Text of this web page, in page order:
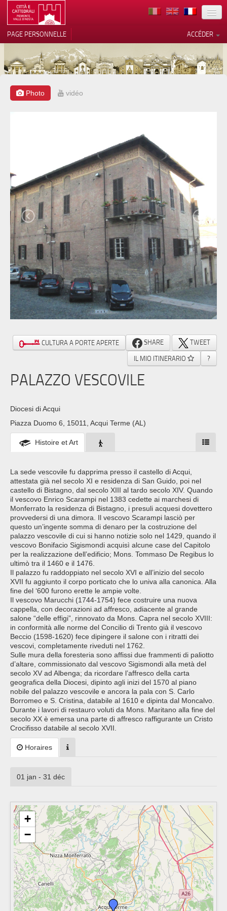
TERRITOIRE
ARCHITECTURE
MUSÉES
BÉNÉVOLES
CONTACTS
PRESS
ACCÉDER
PAGE PERSONNELLE
Photo vidéo
CULTURA A PORTE APERTE SHARE
TWEET
IL MIO ITINERARIO
?
PALAZZO VESCOVILE
Diocesi di Acqui
Piazza Duomo 6, 15011, Acqui Terme (AL)
Histoire et Art
La sede vescovile fu dapprima presso il castello di Acqui,
attestata già nel secolo XI e residenza di San Guido, poi nel
castello di Bistagno, dal secolo XIII al tardo secolo XIV. Quando
il vescovo Enrico Scarampi nel 1383 cedette ai marchesi di
Monferrato la residenza di Bistagno, i presuli acquesi dovettero
provvedersi di una dimora. Il vescovo Scarampi lasciò per
questo un’ingente somma di denaro per la costruzione del
palazzo vescovile di cui si hanno notizie solo nel 1429, quando il
vescovo Bonifacio Sigismondi acquisì alcune case del Capitolo
per la realizzazione dell’edificio; Mons. Tommaso De Regibus lo
ultimò tra il 1460 e il 1476.
Il palazzo fu raddoppiato nel secolo XVI e all’inizio del secolo
XVII fu aggiunto il corpo porticato che lo univa alla canonica. Alla
fine del ‘600 furono erette le ampie volte.
Il vescovo Marucchi (1744-1754) fece costruire una nuova
cappella, con decorazioni ad affresco, adiacente al grande
salone “delle effigi”, rinnovato da Mons. Capra nel secolo XVIII:
in conformità alle norme del Concilio di Trento già il vescovo
Beccio (1598-1620) fece dipingere il salone con i ritratti dei
vescovi, completamente riveduti nel 1762.
Sulle mura della foresteria sono affissi due frammenti di paliotto
d’altare, commissionato dal vescovo Sigismondi alla metà del
secolo XV ad Albenga; da ricordare l’affresco della carta
geografica della Diocesi, dipinto agli inizi del 1570 al piano
nobile del palazzo vescovile e ancora la pala con S. Carlo
Borromeo e S. Cristina, databile al 1610 e dipinta dal Moncalvo.
Durante i lavori di restauro voluti da Mons. Maritano alla fine del
secolo XX è emersa una parte di affresco raffigurante un Cristo
Crocifisso databile al secolo XVII.
Horaires
01 jan - 31 déc
+
−
Vos choix en matière de